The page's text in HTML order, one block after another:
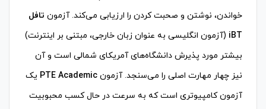
خواندن، نوشتن و صحبت کردن را ارزیابی می‌کند. آزمون تافل
iBT (آزمون انگلیسی به عنوان زبان خارجی، مبتنی بر اینترنت)
بیشتر مورد پذیرش دانشگاه‌های آمریکای شمالی است و آن
نیز چهار مهارت اصلی را می‌سنجد. آزمون PTE Academic یک
آزمون کامپیوتری است که به سرعت در حال کسب محبوبیت